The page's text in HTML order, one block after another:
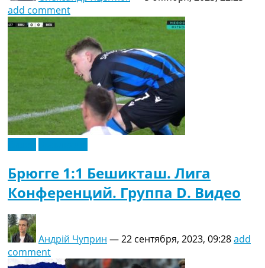
add comment
Брюгге 1:1 Бешикташ. Лига
Конференций. Группа D. Видео
Андрій Чуприн —22 сентября, 2023, 09:28add
comment